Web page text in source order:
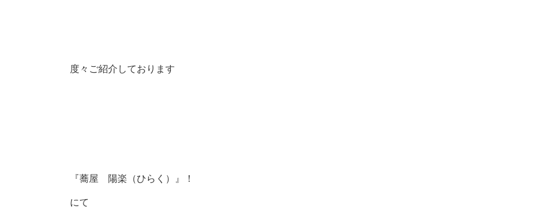
度々ご紹介しております
『蕎屋 陽楽（ひらく）』！
にて